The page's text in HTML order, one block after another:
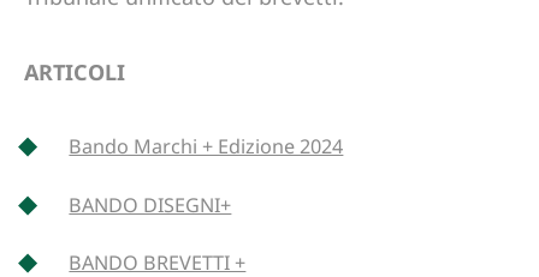
ARTICOLI
Bando Marchi + Edizione 2024
BANDO DISEGNI+
BANDO BREVETTI +